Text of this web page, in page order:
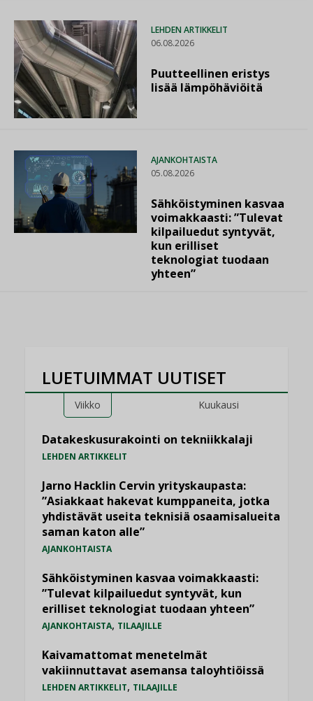
LEHDEN ARTIKKELIT
06.08.2026
Puutteellinen eristys
lisää lämpöhäviöitä
AJANKOHTAISTA
05.08.2026
Sähköistyminen kasvaa
voimakkaasti: ”Tulevat
kilpailuedut syntyvät,
kun erilliset
teknologiat tuodaan
yhteen”
LUETUIMMAT UUTISET
Viikko Kuukausi
Datakeskusurakointi on tekniikkalaji
LEHDEN ARTIKKELIT
Jarno Hacklin Cervin yrityskaupasta:
”Asiakkaat hakevat kumppaneita, jotka
yhdistävät useita teknisiä osaamisalueita
saman katon alle”
AJANKOHTAISTA
Sähköistyminen kasvaa voimakkaasti:
”Tulevat kilpailuedut syntyvät, kun
erilliset teknologiat tuodaan yhteen”
AJANKOHTAISTA, TILAAJILLE
Kaivamattomat menetelmät
vakiinnuttavat asemansa taloyhtiöissä
LEHDEN ARTIKKELIT, TILAAJILLE